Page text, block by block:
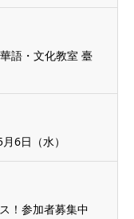
語・文化教室 臺
6日（水）
！参加者募集中